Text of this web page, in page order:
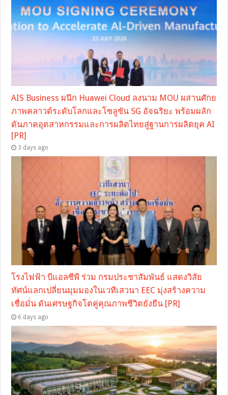
AIS Business ผนึก Huawei Cloud ลงนาม MOU ผสานศักย
ภาพคลาวด์ระดับโลกและโซลูชัน 5G อัจฉริยะ พร้อมผลัก
ดันภาคอุตสาหกรรมและการผลิตไทยสู่ฐานการผลิตยุค AI
[PR]
3 days ago
โรงไฟฟ้า บีแอลซีพี ร่วม กรมประชาสัมพันธ์ แสดงวิสัย
ทัศน์แลกเปลี่ยนมุมมองในเวทีเสวนา EEC มุ่งสร้างความ
เชื่อมั่น ดันเศรษฐกิจโตคู่คุณภาพชีวิตยั่งยืน [PR]
6 days ago